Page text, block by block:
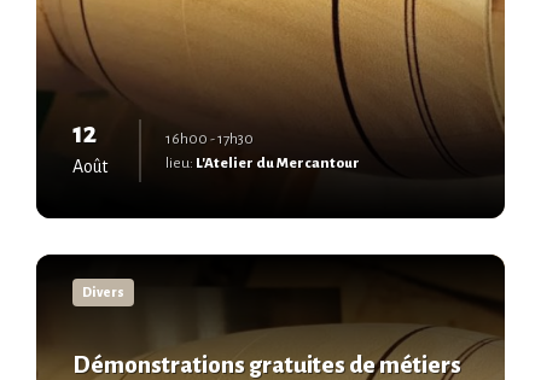
12
Août
16h00 - 17h30
lieu: L'Atelier du Mercantour
Divers
Démonstrations gratuites de métiers
En
savoir